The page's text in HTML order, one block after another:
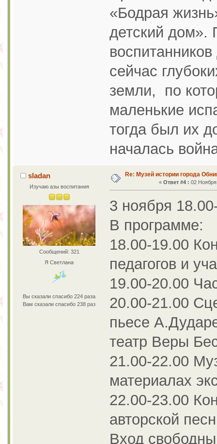
«Бодрая
детский дом».
сейчас
земли, по
маленькие
тогда был их
началась
sladan
Изучаю азы воспитания
Сообщений: 321
Я Светлана
Вы сказали спасибо 224 раза
Вам сказали спасибо 238 раз
Re: Музей истории города
« Ответ #4 : 02
3 ноября
В программе:
18.00-19.00
педагогов и
19.00-20.00
20.00-21.00
пьесе
театр Веры
21.00-22.00
материалах
22.00-23.00
авторской
Вход